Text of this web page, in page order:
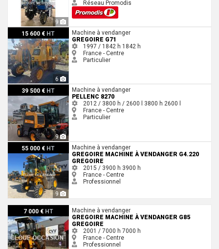
9
Réseau Promodis
15 600 € HT
6
Gregoire g71
Machine à vendanger
GREGOIRE G71
1997 / 1842 h 1842 h
France - Centre
Particulier
39 500 € HT
9
Pellenc 8270
Machine à vendanger
PELLENC 8270
2012 / 3800 h / 2600 l 3800 h 2600 l
France - Centre
Particulier
55 000 € HT
9
Gregoire Machine à vendanger G4.220 Gregoire
Machine à vendanger
GREGOIRE MACHINE À VENDANGER G4.220
GREGOIRE
2015 / 3900 h 3900 h
France - Centre
Professionnel
7 000 € HT
Gregoire Machine à vendanger G85 Gregoire
Machine à vendanger
GREGOIRE MACHINE À VENDANGER G85
GREGOIRE
2001 / 7000 h 7000 h
France - Centre
Professionnel